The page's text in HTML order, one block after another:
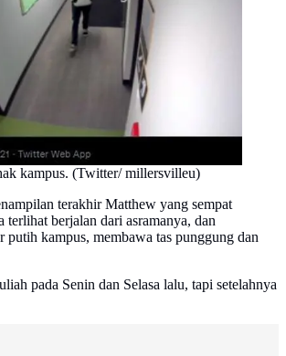
kampus. (Twitter/ millersvilleu)
terakhir Matthew yang sempat
berjalan dari asramanya, dan
putih kampus, membawa tas punggung dan
pada Senin dan Selasa lalu, tapi setelahnya